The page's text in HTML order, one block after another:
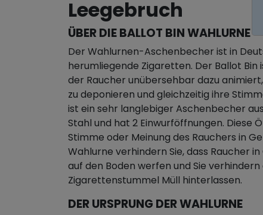
Leegebruch
ÜBER DIE BALLOT BIN WAHLURNE
Der Wahlurnen-Aschenbecher ist in
herumliegende Zigaretten. Der Ballot
der Raucher unübersehbar dazu
zu deponieren und gleichzeitig ihre
ist ein sehr langlebiger Aschenbecher
Stahl und hat 2 Einwurföffnungen. Diese
Stimme oder Meinung des Rauchers in
Wahlurne verhindern Sie, dass Raucher
auf den Boden werfen und Sie
Zigarettenstummel Müll hinterlassen.
DER URSPRUNG DER WAHLURNE